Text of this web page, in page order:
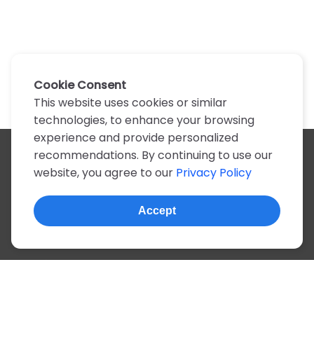
All artists
A
B C D E F G H I J K
N
O P Q R S T U V W X
Z
0-9
© 2022, more than 2 million tabs and lyrics
Cookie Consent
This website uses cookies or similar
technologies, to enhance your browsing
experience and provide personalized
recommendations. By continuing to use our
website, you agree to our Privacy Policy
Accept